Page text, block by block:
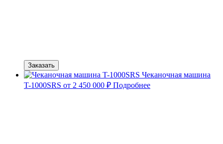
Заказать
Чеканочная машина
T-1000SRS от 2 450 000 ₽ Подробнее